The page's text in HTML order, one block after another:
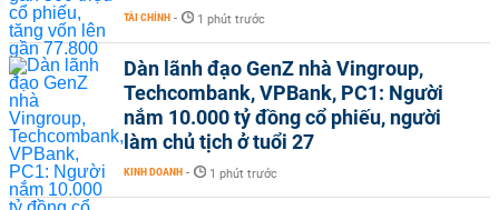
TÀI CHÍNH - 1 phút trước
Dàn lãnh đạo GenZ nhà Vingroup,
Techcombank, VPBank, PC1: Người
nắm 10.000 tỷ đồng cổ phiếu, người
làm chủ tịch ở tuổi 27
KINH DOANH - 1 phút trước